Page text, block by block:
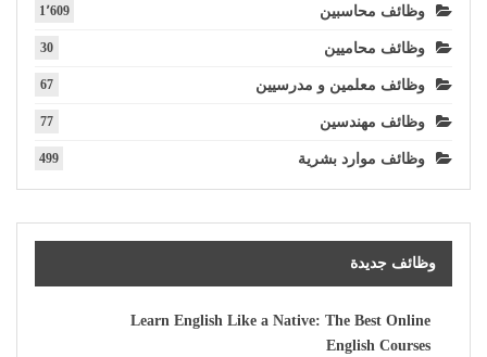
وظائف محاسبين 1٬609
وظائف محاميين 30
وظائف معلمين و مدرسيين 67
وظائف مهندسين 77
وظائف موارد بشرية 499
وظائف جديدة
Learn English Like a Native: The Best Online
English Courses